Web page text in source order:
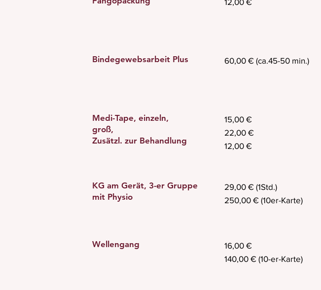
Bindegewebsarbeit Plus 60,00 € (ca.45-50 min.)
Medi-Tape, einzeln,
groß,
Zusätzl. zur Behandlung
15,00 €
22,00 €
12,00 €
KG am Gerät, 3-er Gruppe
mit Physio
29,00 € (1Std.)
250,00 € (10er-Karte)
Wellengang
16,00 €
140,00 € (10-er-Karte)